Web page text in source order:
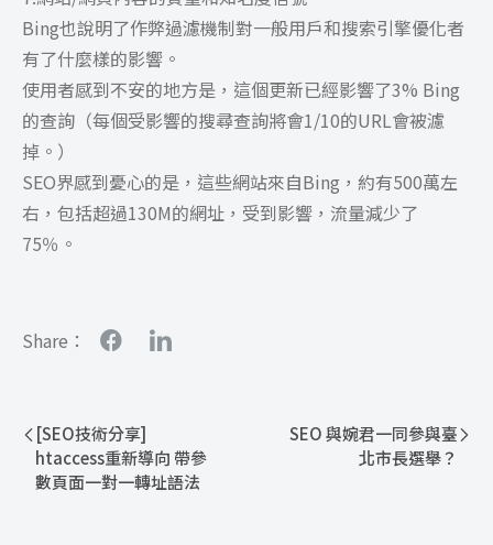
Bing也說明了作弊過濾機制對一般用戶和搜索引擎優化者
有了什麼樣的影響。
使用者感到不安的地方是，這個更新已經影響了3% Bing
的查詢（每個受影響的搜尋查詢將會1/10的URL會被濾
掉。）
SEO界感到憂心的是，這些網站來自Bing，約有500萬左
右，包括超過130M的網址，受到影響，流量減少了
75％。
Share：
[SEO技術分享]
htaccess重新導向 帶參
數頁面一對一轉址語法
SEO 與婉君一同參與臺
北市長選舉？